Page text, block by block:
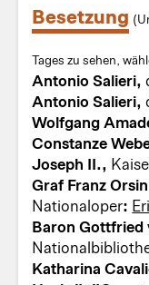
Besetzung
Tages zu sehen,
Antonio Salieri,
Antonio Salieri,
Wolfgang
Constanze
Joseph II.,
Graf Franz
Nationaloper:
Baron Gottfried
Katharina